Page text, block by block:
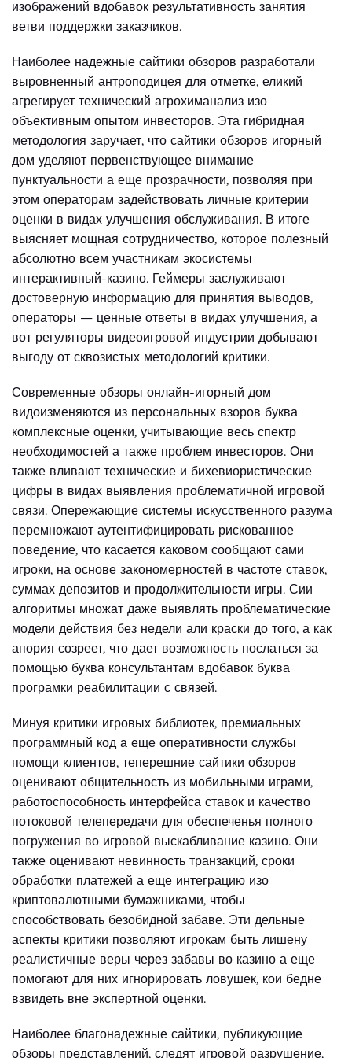
изображений вдобавок результативность занятия
ветви поддержки заказчиков.
Наиболее надежные сайтики обзоров разработали
выровненный антроподицея для отметке, еликий
агрегирует технический агрохиманализ изо
объективным опытом инвесторов. Эта гибридная
методология заручает, что сайтики обзоров игорный
дом уделяют первенствующее внимание
пунктуальности а еще прозрачности, позволяя при
этом операторам задействовать личные критерии
оценки в видах улучшения обслуживания. В итоге
выясняет мощная сотрудничество, которое полезный
абсолютно всем участникам экосистемы
интерактивный-казино. Геймеры заслуживают
достоверную информацию для принятия выводов,
операторы — ценные ответы в видах улучшения, а
вот регуляторы видеоигровой индустрии добывают
выгоду от сквозистых методологий критики.
Современные обзоры онлайн-игорный дом
видоизменяются из персональных взоров буква
комплексные оценки, учитывающие весь спектр
необходимостей а также проблем инвесторов. Они
также вливают технические и бихевиористические
цифры в видах выявления проблематичной игровой
связи. Опережающие системы искусственного разума
перемножают аутентифицировать рискованное
поведение, что касается каковом сообщают сами
игроки, на основе закономерностей в частоте ставок,
суммах депозитов и продолжительности игры. Сии
алгоритмы множат даже выявлять проблематические
модели действия без недели али краски до того, а как
апория созреет, что дает возможность послаться за
помощью буква консультантам вдобавок буква
програмки реабилитации с связей.
Минуя критики игровых библиотек, премиальных
программный код а еще оперативности службы
помощи клиентов, теперешние сайтики обзоров
оценивают общительность из мобильными играми,
работоспособность интерфейса ставок и качество
потоковой телепередачи для обеспеченья полного
погружения во игровой выскабливание казино. Они
также оценивают невинность транзакций, сроки
обработки платежей а еще интеграцию изо
криптовалютными бумажниками, чтобы
способствовать безобидной забаве. Эти дельные
аспекты критики позволяют игрокам быть лишену
реалистичные веры через забавы во казино а еще
помогают для них игнорировать ловушек, кои бедне
взвидеть вне экспертной оценки.
Наиболее благонадежные сайтики, публикующие
обзоры представлений, следят игровой разрушение,